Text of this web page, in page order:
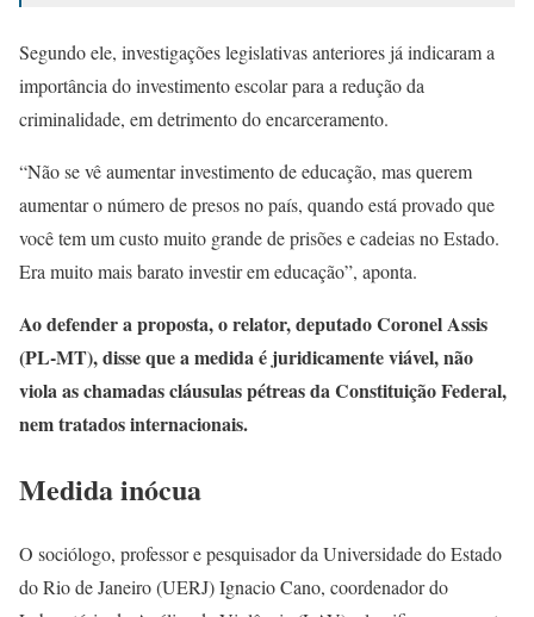
Segundo ele, investigações legislativas anteriores já indicaram a
importância do investimento escolar para a redução da
criminalidade, em detrimento do encarceramento.
“Não se vê aumentar investimento de educação, mas querem
aumentar o número de presos no país, quando está provado que
você tem um custo muito grande de prisões e cadeias no Estado.
Era muito mais barato investir em educação”, aponta.
Ao defender a proposta, o relator, deputado Coronel Assis
(PL-MT), disse que a medida é juridicamente viável, não
viola as chamadas cláusulas pétreas da Constituição Federal,
nem tratados internacionais.
Medida inócua
O sociólogo, professor e pesquisador da Universidade do Estado
do Rio de Janeiro (UERJ) Ignacio Cano, coordenador do